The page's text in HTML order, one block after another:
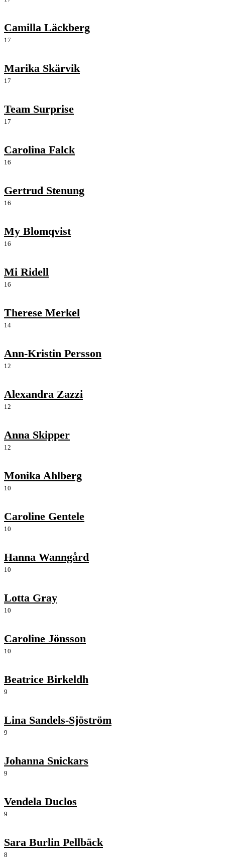
Camilla Läckberg
17
Marika Skärvik
17
Team Surprise
17
Carolina Falck
16
Gertrud Stenung
16
My Blomqvist
16
Mi Ridell
16
Therese Merkel
14
Ann-Kristin Persson
12
Alexandra Zazzi
12
Anna Skipper
12
Monika Ahlberg
10
Caroline Gentele
10
Hanna Wanngård
10
Lotta Gray
10
Caroline Jönsson
10
Beatrice Birkeldh
9
Lina Sandels-Sjöström
9
Johanna Snickars
9
Vendela Duclos
9
Sara Burlin Pellbäck
8